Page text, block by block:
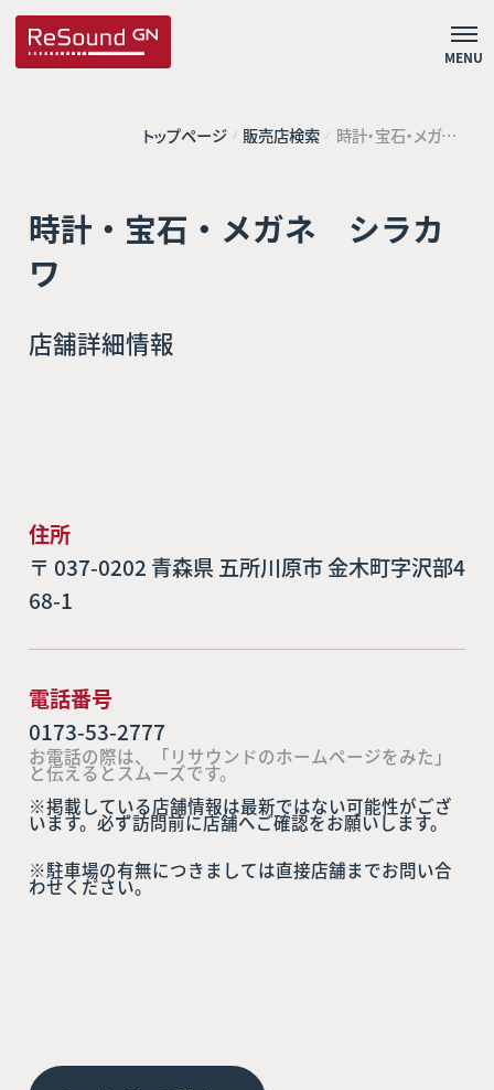
MENU
トップページ 販売店検索 時計・宝石・メガ
ネ シラカワ
時計・宝石・メガネ シラカ
ワ
店舗詳細情報
住所
〒 037-0202 青森県 五所川原市 金木町字沢部4
68-1
電話番号
0173-53-2777
お電話の際は、「リサウンドのホームページをみた」
と伝えるとスムーズです。
※掲載している店舗情報は最新ではない可能性がござ
います。必ず訪問前に店舗へご確認をお願いします。
※駐車場の有無につきましては直接店舗までお問い合
わせください。